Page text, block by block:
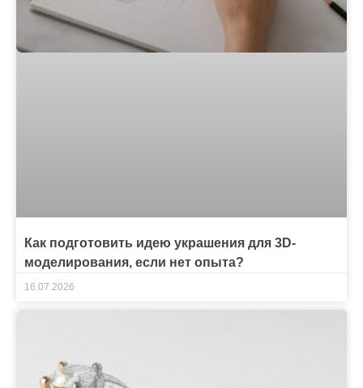
Как подготовить идею украшения для 3D-
моделирования, если нет опыта?
16.07.2026